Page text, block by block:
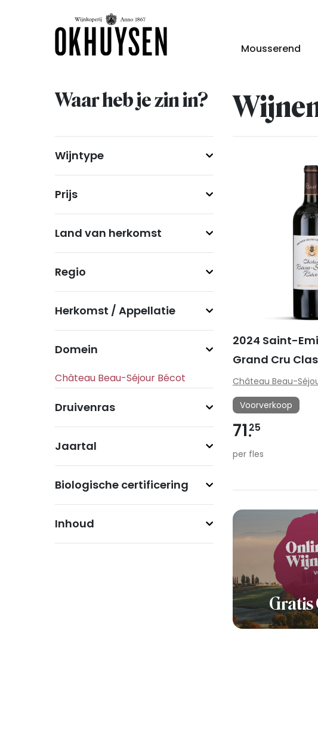
Mousserend
Waar heb je zin in?
Wijntype
Prijs
Land van herkomst
Regio
Herkomst / Appellatie
Domein
Druivenras
Jaartal
Biologische certificering
Inhoud
Gratis
2024 Saint-
Grand Cru
Château Beau-
Voorverkoop
71 25
per fles